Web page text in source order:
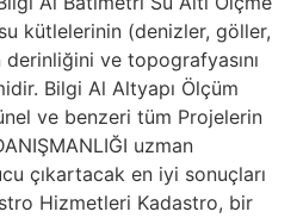
kütlelerinin (denizler, göller,
ve topografyasını
Bilgi Al Altyapı Ölçüm
ve benzeri tüm Projelerin
uzman
çıkartacak en iyi sonuçları
Hizmetleri Kadastro, bir